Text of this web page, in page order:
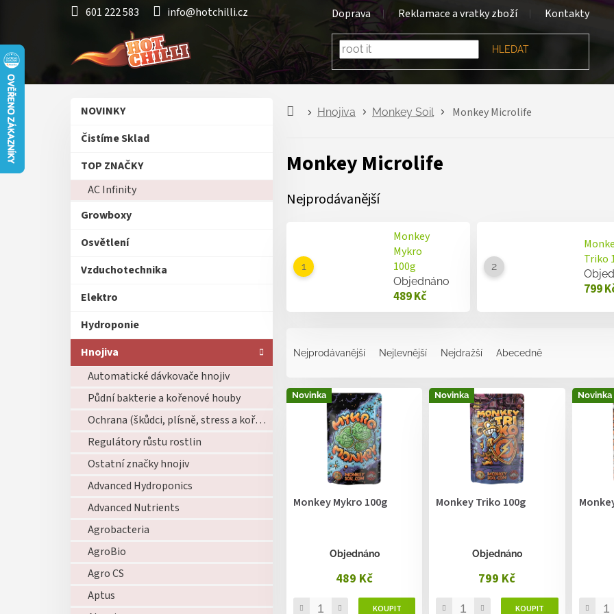
601 222 583 info@hotchilli.cz Doprava Reklamace a vratky zboží Kontakty
HLEDAT
a
Přeskočit
NOVINKY
Čistíme Sklad
TOP ZNAČKY
AC Infinity
Growboxy
Osvětlení
Vzduchotechnika
Elektro
Hydroponie
Hnojiva
Automatické dávkovače hnojiv
Půdní bakterie a kořenové houby
Ochrana (škůdci, plísně, stress a kořeny)
Regulátory růstu rostlin
Ostatní značky hnojiv
Advanced Hydroponics
Advanced Nutrients
Agrobacteria
AgroBio
Agro CS
Aptus
Hnojiva Monkey Soil Monkey Microlife
Monkey Microlife
Nejprodávanější
Monkey
Mykro
100g
Objednáno
489 Kč
Triko
799
n
Nejprodávanější Nejlevnější Nejdražší Abecedně
V
ý
Novinka
Monkey Mykro 100g
Objednáno
489 Kč
Novinka
Monkey Triko 100g
Objednáno
799 Kč
Novinka